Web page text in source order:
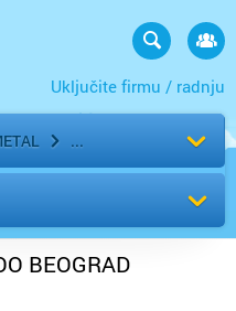
Uključite firmu / radnju
BEOGRAD